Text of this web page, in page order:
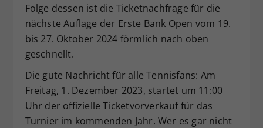
Folge dessen ist die Ticketnachfrage für die
nächste Auflage der Erste Bank Open vom 19.
bis 27. Oktober 2024 förmlich nach oben
geschnellt.
Die gute Nachricht für alle Tennisfans: Am
Freitag, 1. Dezember 2023, startet um 11:00
Uhr der offizielle Ticketvorverkauf für das
Turnier im kommenden Jahr. Wer es gar nicht